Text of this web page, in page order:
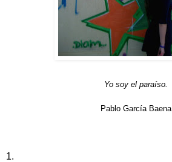
Yo soy el paraíso.
Pablo García Baena
1.